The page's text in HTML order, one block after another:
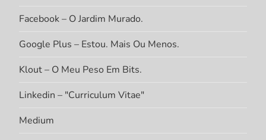
Facebook – O Jardim Murado.
Google Plus – Estou. Mais Ou Menos.
Klout – O Meu Peso Em Bits.
Linkedin – "Curriculum Vitae"
Medium